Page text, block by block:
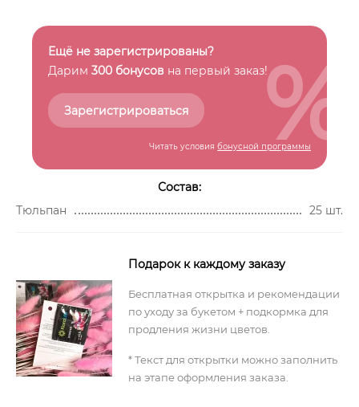
Ещё не зарегистрированы?
Дарим 300 бонусов на первый заказ!
Зарегистрироваться
Читать условия бонусной программы
%
Состав:
Тюльпан
25 шт.
Подарок к каждому заказу
Бесплатная открытка и рекомендации
по уходу за букетом + подкормка для
продления жизни цветов.
* Текст для открытки можно заполнить
на этапе оформления заказа.